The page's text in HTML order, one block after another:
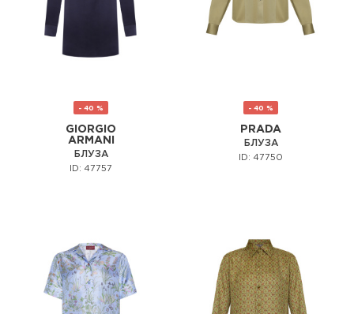
- 40 %
GIORGIO
ARMANI
БЛУЗА
ID: 47757
- 40 %
PRADA
БЛУЗА
ID: 47750